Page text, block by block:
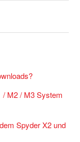
/ M2 / M3 System
Spyder X2 und